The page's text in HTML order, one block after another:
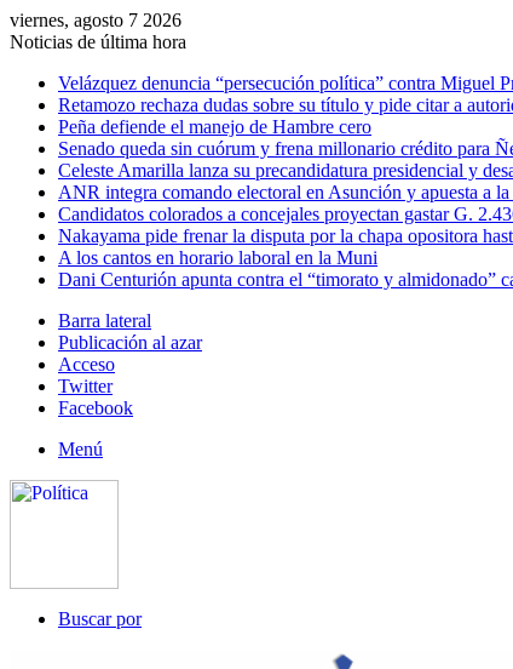
viernes, agosto 7 2026
Noticias de última hora
Velázquez denuncia “persecución política” contra Miguel
Retamozo rechaza dudas sobre su título y pide citar a
Peña defiende el manejo de Hambre cero
Senado queda sin cuórum y frena millonario crédito para
Celeste Amarilla lanza su precandidatura presidencial y
ANR integra comando electoral en Asunción y apuesta a
Candidatos colorados a concejales proyectan gastar G.
Nakayama pide frenar la disputa por la chapa opositora
A los cantos en horario laboral en la Muni
Dani Centurión apunta contra el “timorato y almidonado”
Barra lateral
Publicación al azar
Acceso
Twitter
Facebook
Menú
Buscar por